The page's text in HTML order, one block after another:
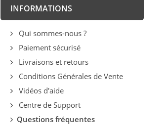
INFORMATIONS
Qui sommes-nous ?
Paiement sécurisé
Livraisons et retours
Conditions Générales de Vente
Vidéos d'aide
Centre de Support
Questions fréquentes